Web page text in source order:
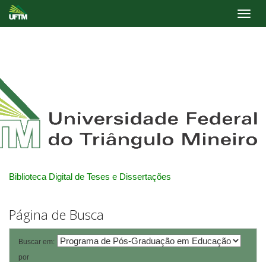
Biblioteca Digital de Teses e Dissertações
Página de Busca
Buscar em:
por